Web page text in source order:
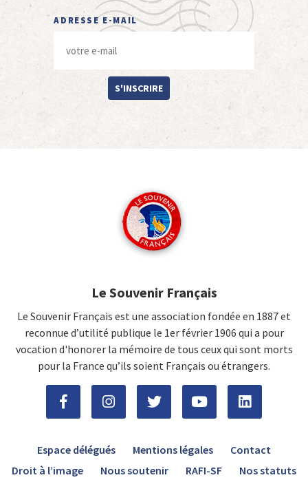
ADRESSE E-MAIL
S'INSCRIRE
Le Souvenir Français
Le Souvenir Français est une association fondée en 1887 et
reconnue d’utilité publique le 1er février 1906 qui a pour
vocation d'honorer la mémoire de tous ceux qui sont morts
pour la France qu’ils soient Français ou étrangers.
Espace délégués Mentions légales
Contact
Droit à l’image
Nous soutenir RAFI-SF Nos statuts